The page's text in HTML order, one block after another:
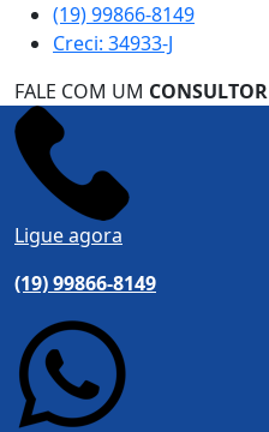
(19) 99866-8149
Creci: 34933-J
FALE COM UM CONSULTOR
Ligue agora
(19) 99866-8149